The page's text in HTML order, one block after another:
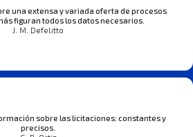
una extensa y variada oferta de procesos
figuran todos los datos necesarios.
J. M. Defelitto
sobre las licitaciones: constantes y
precisos.